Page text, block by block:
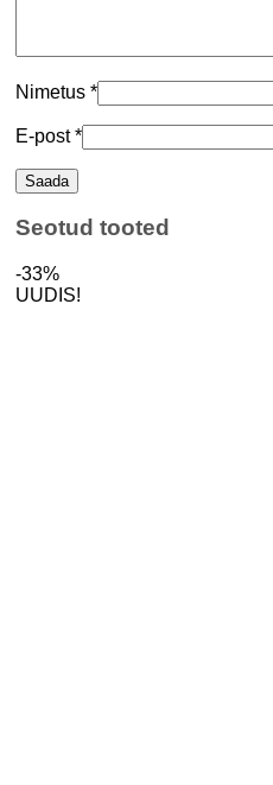
Nimetus *
E-post*
Seotud tooted
-33%
UUDIS!